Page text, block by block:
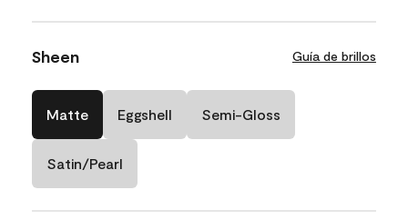
Sheen Guía de brillos
Matte Eggshell Semi-Gloss
Satin/Pearl